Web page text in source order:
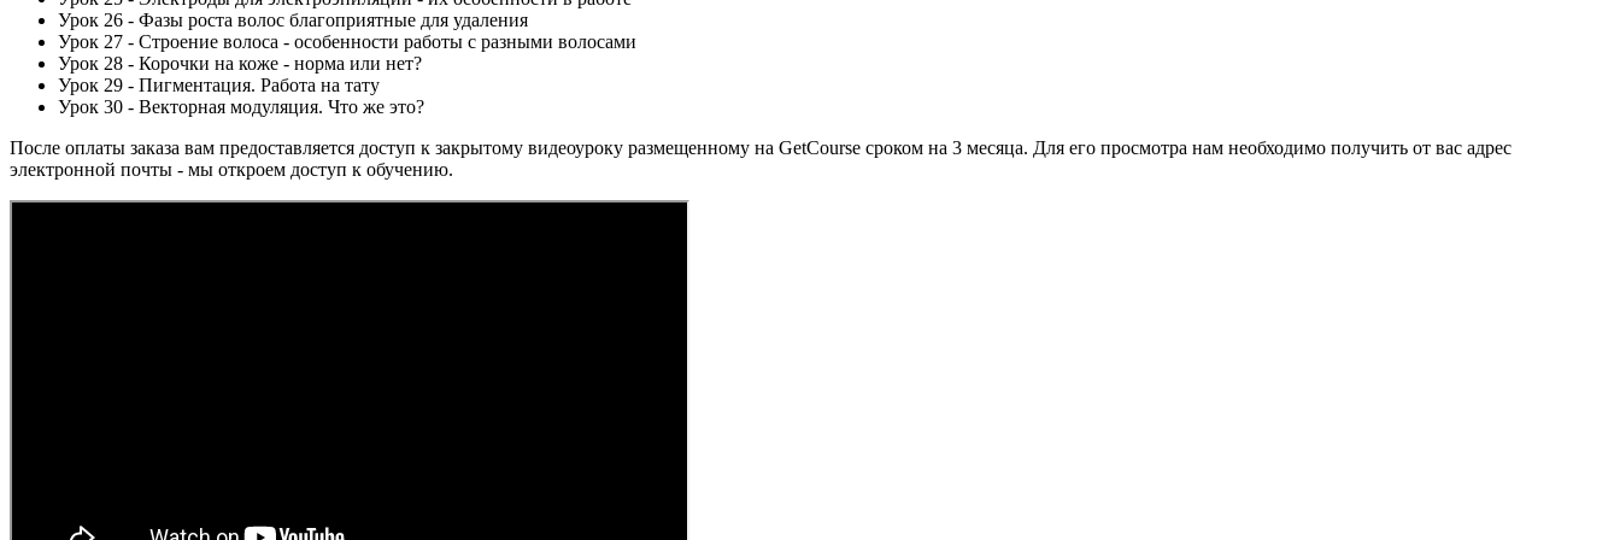
Урок 26 - Фазы роста волос благоприятные для удаления
Урок 27 - Строение волоса - особенности работы с разными волосами
Урок 28 - Корочки на коже - норма или нет?
Урок 29 - Пигментация. Работа на тату
Урок 30 - Векторная модуляция. Что же это?
После оплаты заказа вам предоставляется доступ к закрытому видеоуроку размещенному на GetCourse сроком на 3 месяца. Для его просмотра нам необходимо получить от вас адрес
электронной почты - мы откроем доступ к обучению.